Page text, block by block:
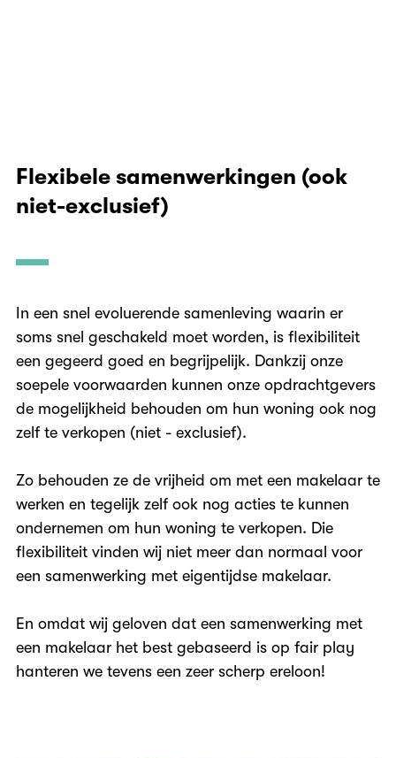
Flexibele samenwerkingen (ook
niet-exclusief)
In een snel evoluerende samenleving waarin er
soms snel geschakeld moet worden, is flexibiliteit
een gegeerd goed en begrijpelijk. Dankzij onze
soepele voorwaarden kunnen onze opdrachtgevers
de mogelijkheid behouden om hun woning ook nog
zelf te verkopen (niet - exclusief).
Zo behouden ze de vrijheid om met een makelaar te
werken en tegelijk zelf ook nog acties te kunnen
ondernemen om hun woning te verkopen. Die
flexibiliteit vinden wij niet meer dan normaal voor
een samenwerking met eigentijdse makelaar.
En omdat wij geloven dat een samenwerking met
een makelaar het best gebaseerd is op fair play
hanteren we tevens een zeer scherp ereloon!